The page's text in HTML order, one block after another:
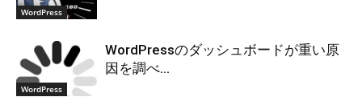
WordPress
WordPress
WordPressのダッシュボードが重い原
因を調べ...